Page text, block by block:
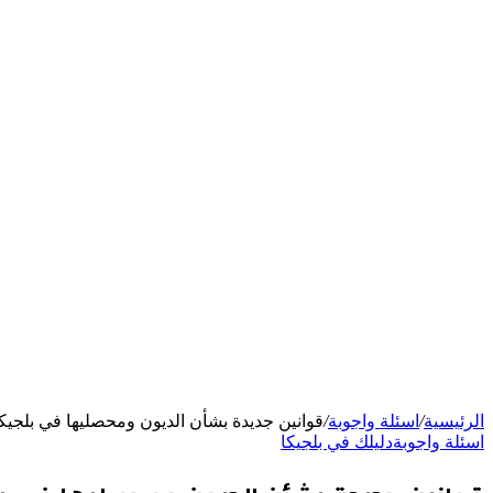
الرئيسية/ اسئلة واجوبة/قوانين جديدة بشأن الديون ومحصليها في
اسئلة واجوبةدليلك في بلجيكا